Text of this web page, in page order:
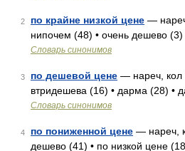
2 по крайне низкой цене —
нипочем (48) • очень дешево
Словарь синонимов
3 по дешевой цене — нареч, кол
втридешева (16) • дарма (28) •
Словарь синонимов
4 по пониженной цене — нареч,
дешево (41) • по низкой цене